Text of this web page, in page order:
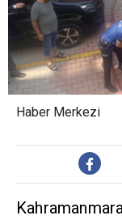
Haber Merkezi